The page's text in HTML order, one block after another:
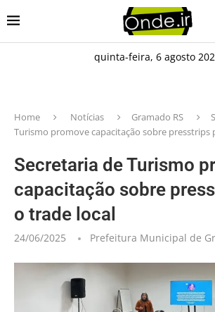
quinta-feira, 6 agosto
Home Notícias Gramado RS
Turismo promove capacitação sobre presstrips
Secretaria de Turismo
capacitação sobre
o trade local
24/06/2025 Prefeitura Municipal de